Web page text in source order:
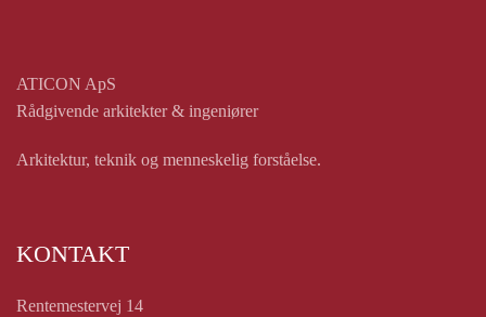
ATICON ApS
Rådgivende arkitekter & ingeniører
Arkitektur, teknik og menneskelig forståelse.
KONTAKT
Rentemestervej 14